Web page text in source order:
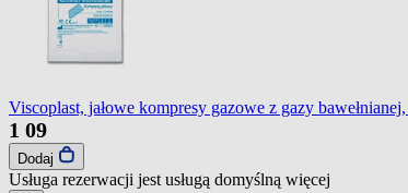
Viscoplast, jałowe kompresy gazowe z gazy
1 09
Dodaj
Usługa rezerwacji jest usługą domyślną więcej